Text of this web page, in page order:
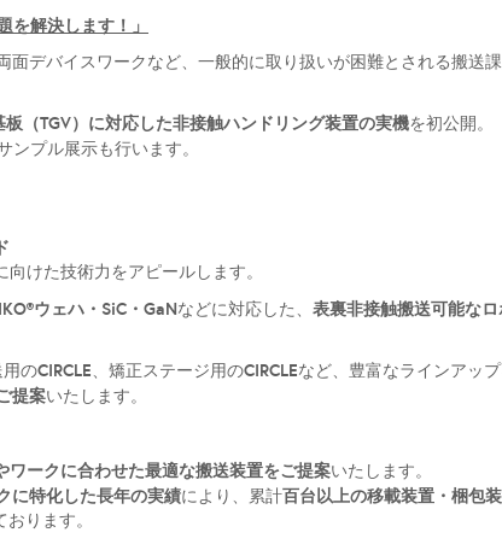
を解決します！」
面デバイスワークなど、一般的に取り扱いが困難とされる搬送
板（TGV）に対応した非接触ハンドリング装置の実機を初公開。
ンプル展示も行います。
けた技術力をアピールします。
ウェハ・SiC・GaNなどに対応した、 表裏非接触搬送可能な
用のCIRCLE、矯正ステージ用のCIRCLEなど、豊富なラインアップ
提案いたします。
ワークに合わせた最適な搬送装置をご提案いたします。
に特化した長年の実績により、累計百台以上の移載装置・梱包
ります。